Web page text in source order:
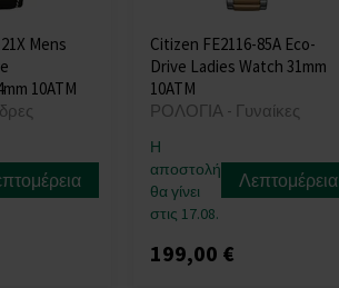
Mens
10ATM
Citizen FE2116-85A Eco-
Drive Ladies Watch 31mm
10ATM
ΡΟΛΟΓΙΑ - Γυναίκες
Η
αποστολή
θα γίνει
στις 17.08.
Λεπτομέρεια
199,00 €